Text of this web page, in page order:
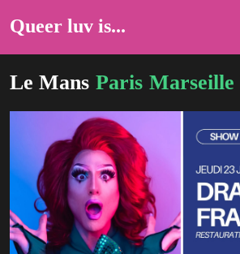
Queer luv is...
Le Mans Paris Marseille